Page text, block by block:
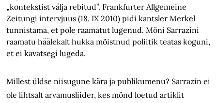
„kontekstist välja rebitud”. Frankfurter Allgemeine
Zeitungi intervjuus (18. IX 2010) pidi kantsler Merkel
tunnistama, et pole raamatut lugenud. Mõni Sarrazini
raamatu häälekalt hukka mõistnud poliitik teatas koguni,
et ei kavatsegi lugeda.
Millest üldse niisugune kära ja publikumenu? Sarrazin ei
ole lihtsalt arvamusliider, kes mõnd loetud artiklit